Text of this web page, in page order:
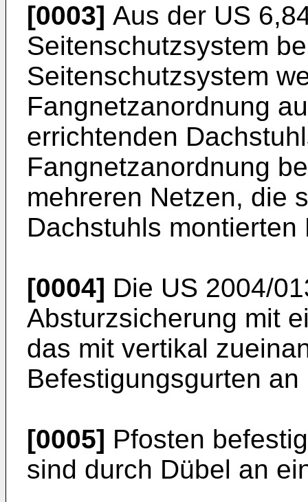
[0003] Aus der US
Seitenschutzsystem
Seitenschutzsystem
Fangnetzanordnung
errichtenden
Fangnetzanordnung
mehreren Netzen, die
Dachstuhls
[0004] Die US 2004/
Absturzsicherung mit
das mit vertikal
Befestigungsgurten an
[0005] Pfosten
sind durch Dübel an